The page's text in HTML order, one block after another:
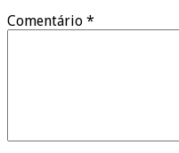
Comentário *